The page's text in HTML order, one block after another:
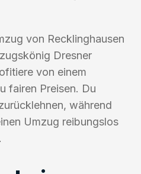
von Recklinghausen
Dresner
von einem
fairen Preisen. Du
während
Umzug reibungslos